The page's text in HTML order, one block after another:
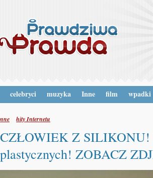
celebryci muzyka Inne film wpadki
hity Internetu
CZŁOWIEK Z SILIKONU!
plastycznych! ZOBACZ